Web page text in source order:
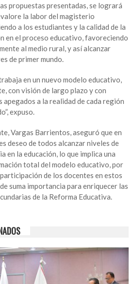
propuestas presentadas, se logrará
la labor del magisterio
a los estudiantes y la calidad de la
en el proceso educativo, favoreciendo
al medio rural, y así alcanzar
de primer mundo.
en un nuevo modelo educativo,
con visión de largo plazo y con
apegados a la realidad de cada región
expuso.
Vargas Barrientos, aseguró que en
deseo de todos alcanzar niveles de
en la educación, lo que implica una
total del modelo educativo, por
de los docentes en estos
suma importancia para enriquecer las
de la Reforma Educativa.